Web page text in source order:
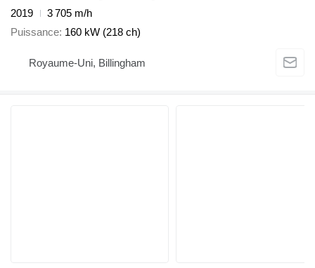
2019
3 705 m/h
Puissance 160 kW (218 ch)
Royaume-Uni, Billingham